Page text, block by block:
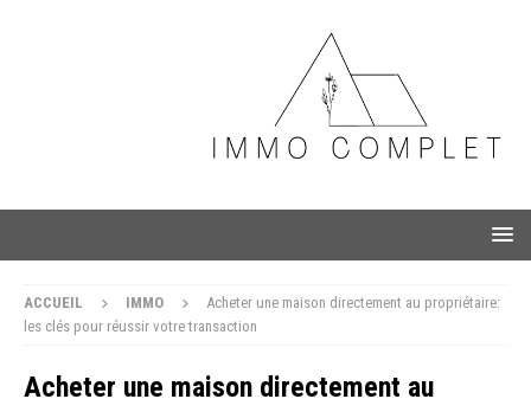
ACCUEIL IMMO
Acheter une maison directement au propriétaire:
les clés pour réussir votre transaction
Acheter une maison directement au